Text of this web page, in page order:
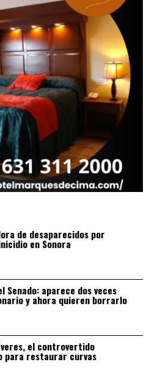
de desaparecidos por
en Sonora
Senado: aparece dos veces
y ahora quieren borrarlo
el controvertido
para restaurar curvas